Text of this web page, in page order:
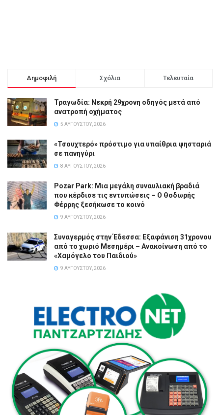
Δημοφιλή Σχόλια Τελευταία
Τραγωδία: Νεκρή 29χρονη οδηγός μετά από
ανατροπή οχήματος
5 ΑΥΓΟΎΣΤΟΥ, 2026
«Τσουχτερό» πρόστιμο για υπαίθρια ψησταριά
σε πανηγύρι
8 ΑΥΓΟΎΣΤΟΥ, 2026
Pozar Park: Μια μεγάλη συναυλιακή βραδιά
που κέρδισε τις εντυπώσεις – Ο Θοδωρής
Φέρρης ξεσήκωσε το κοινό
9 ΑΥΓΟΎΣΤΟΥ, 2026
Συναγερμός στην Έδεσσα: Εξαφάνιση 31χρονου
από το χωριό Μεσημέρι – Ανακοίνωση από το
«Χαμόγελο του Παιδιού»
9 ΑΥΓΟΎΣΤΟΥ, 2026